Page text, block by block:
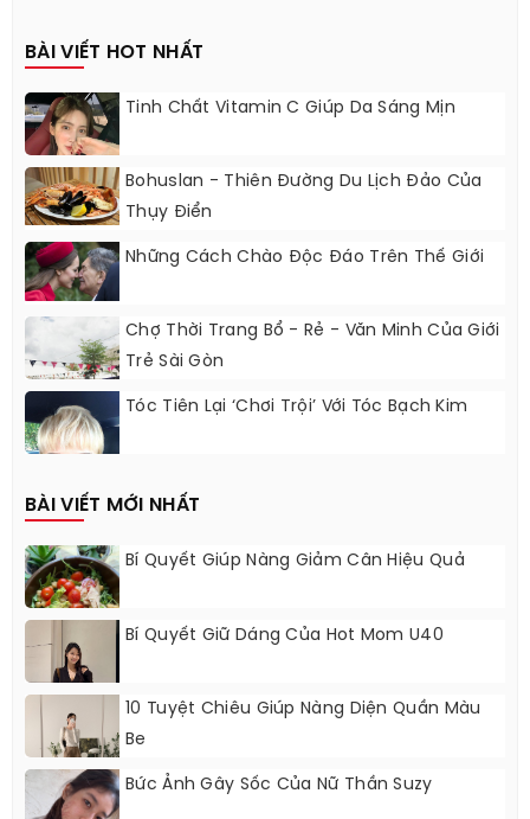
BÀI VIẾT HOT NHẤT
Tinh Chất Vitamin C Giúp Da Sáng Mịn
Bohuslan - Thiên Đường Du Lịch Đảo Của
Thụy Điển
Những Cách Chào Độc Đáo Trên Thế Giới
Chợ Thời Trang Bổ - Rẻ - Văn Minh Của Giới
Trẻ Sài Gòn
Tóc Tiên Lại ‘chơi Trội’ Với Tóc Bạch Kim
BÀI VIẾT MỚI NHẤT
Bí Quyết Giúp Nàng Giảm Cân Hiệu Quả
Bí Quyết Giữ Dáng Của Hot Mom U40
10 Tuyệt Chiêu Giúp Nàng Diện Quần Màu
Be
Bức Ảnh Gây Sốc Của Nữ Thần Suzy